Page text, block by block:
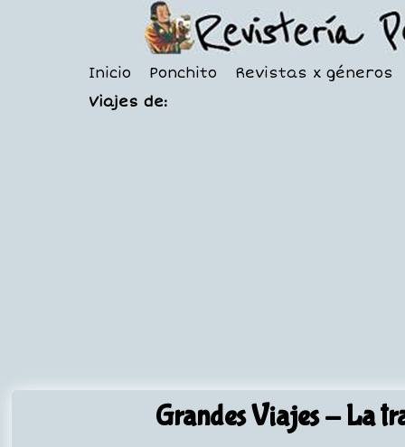
Inicio Ponchito
Revistas x géneros
Viajes de:
Grandes Viajes- La